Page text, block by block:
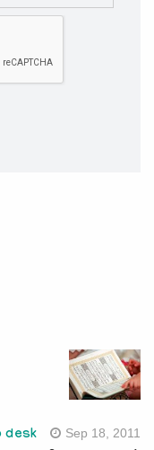
desk Sep 18, 2011